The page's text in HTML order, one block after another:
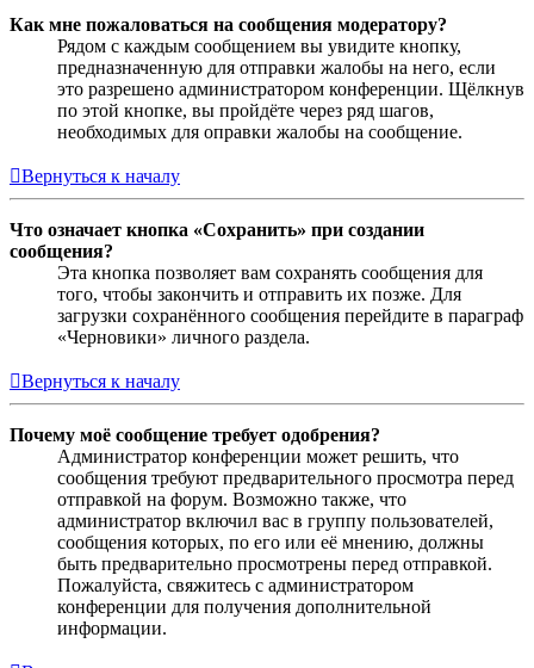
Как мне пожаловаться на сообщения модератору?
Рядом с каждым сообщением вы увидите кнопку,
предназначенную для отправки жалобы на него, если
это разрешено администратором конференции. Щёлкнув
по этой кнопке, вы пройдёте через ряд шагов,
необходимых для оправки жалобы на сообщение.
Вернуться к началу
Что означает кнопка «Сохранить» при создании
сообщения?
Эта кнопка позволяет вам сохранять сообщения для
того, чтобы закончить и отправить их позже. Для
загрузки сохранённого сообщения перейдите в параграф
«Черновики» личного раздела.
Вернуться к началу
Почему моё сообщение требует одобрения?
Администратор конференции может решить, что
сообщения требуют предварительного просмотра перед
отправкой на форум. Возможно также, что
администратор включил вас в группу пользователей,
сообщения которых, по его или её мнению, должны
быть предварительно просмотрены перед отправкой.
Пожалуйста, свяжитесь с администратором
конференции для получения дополнительной
информации.